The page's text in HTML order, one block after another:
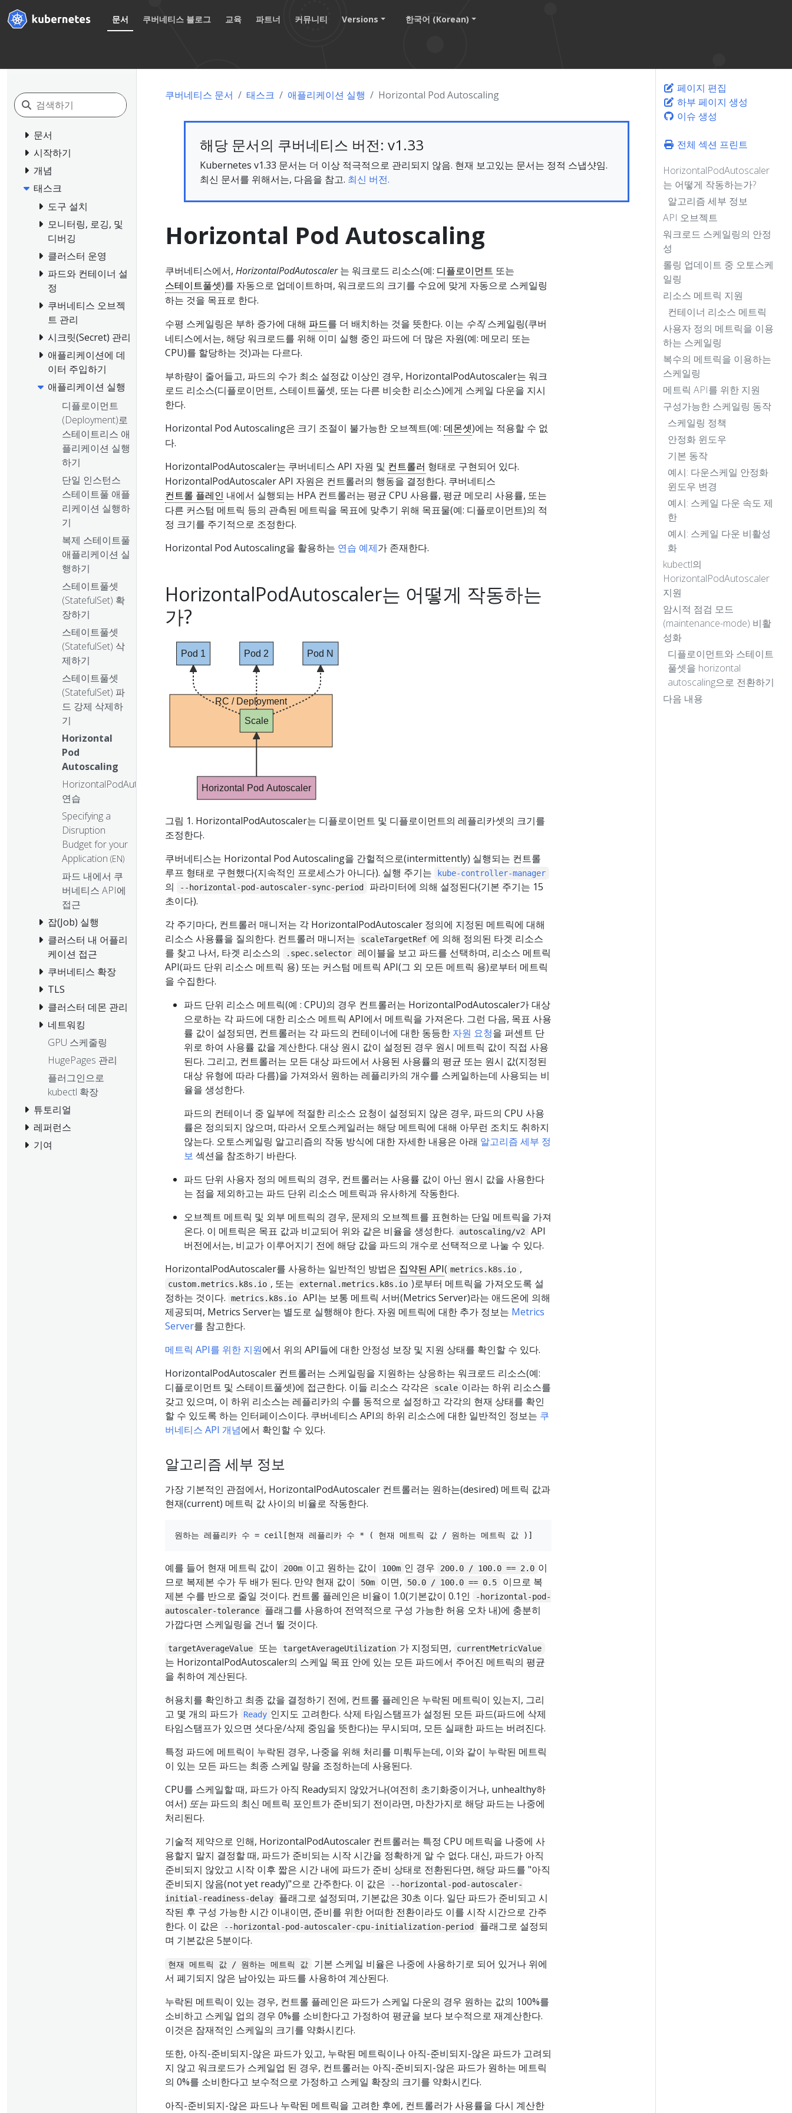
문서 쿠버네티스 블로그 교육 파트너 커뮤니티 Versions 한국어 (Korean)
문서
시작하기
개념
태스크
도구 설치
모니터링, 로깅, 및
디버깅
클러스터 운영
파드와 컨테이너 설
정
쿠버네티스 오브젝
트 관리
시크릿(Secret) 관리
애플리케이션에 데
이터 주입하기
애플리케이션 실행
디플로이먼트
(Deployment)로
스테이트리스 애
플리케이션 실행
하기
단일 인스턴스
스테이트풀 애플
리케이션 실행하
기
복제 스테이트풀
애플리케이션 실
행하기
스테이트풀셋
(StatefulSet) 확
장하기
스테이트풀셋
(StatefulSet) 삭
제하기
스테이트풀셋
(StatefulSet) 파
드 강제 삭제하
기
Horizontal
Pod
Autoscaling
HorizontalPodAutoscaler
연습
Specifying a
Disruption
Budget for your
Application (EN)
파드 내에서 쿠
버네티스 API에
접근
잡(Job) 실행
클러스터 내 어플리
케이션 접근
쿠버네티스 확장
TLS
클러스터 데몬 관리
네트워킹
GPU 스케줄링
HugePages 관리
플러그인으로
kubectl 확장
튜토리얼
레퍼런스
기여
쿠버네티스 문서 태스크 애플리케이션 실행 Horizontal Pod Autoscaling
해당 문서의 쿠버네티스 버전: v1.33
Kubernetes v1.33 문서는 더 이상 적극적으로 관리되지 않음. 현재 보고있는 문서는 정적 스냅샷임.
최신 문서를 위해서는, 다음을 참고. 최신 버전.
Horizontal Pod Autoscaling
쿠버네티스에서, HorizontalPodAutoscaler는 워크로드 리소스(예: 디플로이먼트 또는
스테이트풀셋)를 자동으로 업데이트하며, 워크로드의 크기를 수요에 맞게 자동으로 스케일링
하는 것을 목표로 한다.
수평 스케일링은 부하 증가에 대해 파드를 더 배치하는 것을 뜻한다. 이는 수직스케일링(쿠버
네티스에서는, 해당 워크로드를 위해 이미 실행 중인 파드에 더 많은 자원(예: 메모리 또는
CPU)를 할당하는 것)과는 다르다.
부하량이 줄어들고, 파드의 수가 최소 설정값 이상인 경우, HorizontalPodAutoscaler는 워크
로드 리소스(디플로이먼트, 스테이트풀셋, 또는 다른 비슷한 리소스)에게 스케일 다운을 지시
한다.
Horizontal Pod Autoscaling은 크기 조절이 불가능한 오브젝트(예: 데몬셋)에는 적용할 수 없
다.
HorizontalPodAutoscaler는 쿠버네티스 API 자원 및 컨트롤러 형태로 구현되어 있다.
HorizontalPodAutoscaler API 자원은 컨트롤러의 행동을 결정한다. 쿠버네티스
컨트롤 플레인 내에서 실행되는 HPA 컨트롤러는 평균 CPU 사용률, 평균 메모리 사용률, 또는
다른 커스텀 메트릭 등의 관측된 메트릭을 목표에 맞추기 위해 목표물(예: 디플로이먼트)의 적
정 크기를 주기적으로 조정한다.
Horizontal Pod Autoscaling을 활용하는 연습 예제가 존재한다.
HorizontalPodAutoscaler는 어떻게 작동하는
가?
RC / Deployment
Scale
Horizontal Pod Autoscaler
Pod 1 Pod 2 Pod N
그림 1. HorizontalPodAutoscaler는 디플로이먼트 및 디플로이먼트의 레플리카셋의 크기를
조정한다.
쿠버네티스는 Horizontal Pod Autoscaling을 간헐적으로(intermittently) 실행되는 컨트롤
루프 형태로 구현했다(지속적인 프로세스가 아니다). 실행 주기는
kube-controller-manager
의 --horizontal-pod-autoscaler-sync-period
파라미터에 의해 설정된다(기본 주기는 15
초이다).
각 주기마다, 컨트롤러 매니저는 각 HorizontalPodAutoscaler 정의에 지정된 메트릭에 대해
리소스 사용률을 질의한다. 컨트롤러 매니저는
scaleTargetRef 에 의해 정의된 타겟 리소스
를 찾고 나서, 타겟 리소스의
.spec.selector
레이블을 보고 파드를 선택하며, 리소스 메트릭
API(파드 단위 리소스 메트릭 용) 또는 커스텀 메트릭 API(그 외 모든 메트릭 용)로부터 메트릭
을 수집한다.
파드 단위 리소스 메트릭(예 : CPU)의 경우 컨트롤러는 HorizontalPodAutoscaler가 대상
으로하는 각 파드에 대한 리소스 메트릭 API에서 메트릭을 가져온다. 그런 다음, 목표 사용
률 값이 설정되면, 컨트롤러는 각 파드의 컨테이너에 대한 동등한 자원 요청을 퍼센트 단
위로 하여 사용률 값을 계산한다. 대상 원시 값이 설정된 경우 원시 메트릭 값이 직접 사용
된다. 그리고, 컨트롤러는 모든 대상 파드에서 사용된 사용률의 평균 또는 원시 값(지정된
대상 유형에 따라 다름)을 가져와서 원하는 레플리카의 개수를 스케일하는데 사용되는 비
율을 생성한다.
파드의 컨테이너 중 일부에 적절한 리소스 요청이 설정되지 않은 경우, 파드의 CPU 사용
률은 정의되지 않으며, 따라서 오토스케일러는 해당 메트릭에 대해 아무런 조치도 취하지
않는다. 오토스케일링 알고리즘의 작동 방식에 대한 자세한 내용은 아래 알고리즘 세부 정
보 섹션을 참조하기 바란다.
파드 단위 사용자 정의 메트릭의 경우, 컨트롤러는 사용률 값이 아닌 원시 값을 사용한다
는 점을 제외하고는 파드 단위 리소스 메트릭과 유사하게 작동한다.
오브젝트 메트릭 및 외부 메트릭의 경우, 문제의 오브젝트를 표현하는 단일 메트릭을 가져
온다. 이 메트릭은 목표 값과 비교되어 위와 같은 비율을 생성한다.
autoscaling/v2
API
버전에서는, 비교가 이루어지기 전에 해당 값을 파드의 개수로 선택적으로 나눌 수 있다.
HorizontalPodAutoscaler를 사용하는 일반적인 방법은 집약된 API( metrics.k8s.io ,
custom.metrics.k8s.io , 또는 external.metrics.k8s.io )로부터 메트릭을 가져오도록 설
정하는 것이다.
metrics.k8s.io
API는 보통 메트릭 서버(Metrics Server)라는 애드온에 의해
제공되며, Metrics Server는 별도로 실행해야 한다. 자원 메트릭에 대한 추가 정보는 Metrics
Server를 참고한다.
메트릭 API를 위한 지원에서 위의 API들에 대한 안정성 보장 및 지원 상태를 확인할 수 있다.
HorizontalPodAutoscaler 컨트롤러는 스케일링을 지원하는 상응하는 워크로드 리소스(예:
디플로이먼트 및 스테이트풀셋)에 접근한다. 이들 리소스 각각은
scale 이라는 하위 리소스를
갖고 있으며, 이 하위 리소스는 레플리카의 수를 동적으로 설정하고 각각의 현재 상태를 확인
할 수 있도록 하는 인터페이스이다. 쿠버네티스 API의 하위 리소스에 대한 일반적인 정보는 쿠
버네티스 API 개념에서 확인할 수 있다.
알고리즘 세부 정보
가장 기본적인 관점에서, HorizontalPodAutoscaler 컨트롤러는 원하는(desired) 메트릭 값과
현재(current) 메트릭 값 사이의 비율로 작동한다.
예를 들어 현재 메트릭 값이 200m 이고 원하는 값이 100m 인 경우 200.0 / 100.0 == 2.0 이
므로 복제본 수가 두 배가 된다. 만약 현재 값이
50m 이면, 50.0 / 100.0 == 0.5
이므로 복
제본 수를 반으로 줄일 것이다. 컨트롤 플레인은 비율이 1.0(기본값이 0.1인
-horizontal-pod-
autoscaler-tolerance
플래그를 사용하여 전역적으로 구성 가능한 허용 오차 내)에 충분히
가깝다면 스케일링을 건너 뛸 것이다.
targetAverageValue 또는 targetAverageUtilization 가 지정되면, currentMetricValue
는 HorizontalPodAutoscaler의 스케일 목표 안에 있는 모든 파드에서 주어진 메트릭의 평균
을 취하여 계산된다.
허용치를 확인하고 최종 값을 결정하기 전에, 컨트롤 플레인은 누락된 메트릭이 있는지, 그리
고 몇 개의 파드가
Ready 인지도 고려한다. 삭제 타임스탬프가 설정된 모든 파드(파드에 삭제
타임스탬프가 있으면 셧다운/삭제 중임을 뜻한다)는 무시되며, 모든 실패한 파드는 버려진다.
특정 파드에 메트릭이 누락된 경우, 나중을 위해 처리를 미뤄두는데, 이와 같이 누락된 메트릭
이 있는 모든 파드는 최종 스케일 량을 조정하는데 사용된다.
CPU를 스케일할 때, 파드가 아직 Ready되지 않았거나(여전히 초기화중이거나, unhealthy하
여서) 또는 파드의 최신 메트릭 포인트가 준비되기 전이라면, 마찬가지로 해당 파드는 나중에
처리된다.
기술적 제약으로 인해, HorizontalPodAutoscaler 컨트롤러는 특정 CPU 메트릭을 나중에 사
용할지 말지 결정할 때, 파드가 준비되는 시작 시간을 정확하게 알 수 없다. 대신, 파드가 아직
준비되지 않았고 시작 이후 짧은 시간 내에 파드가 준비 상태로 전환된다면, 해당 파드를 "아직
준비되지 않음(not yet ready)"으로 간주한다. 이 값은
--horizontal-pod-autoscaler-
initial-readiness-delay
플래그로 설정되며, 기본값은 30초 이다. 일단 파드가 준비되고 시
작된 후 구성 가능한 시간 이내이면, 준비를 위한 어떠한 전환이라도 이를 시작 시간으로 간주
한다. 이 값은
--horizontal-pod-autoscaler-cpu-initialization-period
플래그로 설정되
며 기본값은 5분이다.
현재 메트릭 값 / 원하는 메트릭 값
기본 스케일 비율은 나중에 사용하기로 되어 있거나 위에
서 폐기되지 않은 남아있는 파드를 사용하여 계산된다.
누락된 메트릭이 있는 경우, 컨트롤 플레인은 파드가 스케일 다운의 경우 원하는 값의 100%를
소비하고 스케일 업의 경우 0%를 소비한다고 가정하여 평균을 보다 보수적으로 재계산한다.
이것은 잠재적인 스케일의 크기를 약화시킨다.
또한, 아직-준비되지-않은 파드가 있고, 누락된 메트릭이나 아직-준비되지-않은 파드가 고려되
지 않고 워크로드가 스케일업 된 경우, 컨트롤러는 아직-준비되지-않은 파드가 원하는 메트릭
의 0%를 소비한다고 보수적으로 가정하고 스케일 확장의 크기를 약화시킨다.
아직-준비되지-않은 파드나 누락된 메트릭을 고려한 후에, 컨트롤러가 사용률을 다시 계산한
페이지 편집
하부 페이지 생성
이슈 생성
전체 섹션 프린트
HorizontalPodAutoscaler
는 어떻게 작동하는가?
알고리즘 세부 정보
API 오브젝트
워크로드 스케일링의 안정
성
롤링 업데이트 중 오토스케
일링
리소스 메트릭 지원
컨테이너 리소스 메트릭
사용자 정의 메트릭을 이용
하는 스케일링
복수의 메트릭을 이용하는
스케일링
메트릭 API를 위한 지원
구성가능한 스케일링 동작
스케일링 정책
안정화 윈도우
기본 동작
예시: 다운스케일 안정화
윈도우 변경
예시: 스케일 다운 속도 제
한
예시: 스케일 다운 비활성
화
kubectl의
HorizontalPodAutoscaler
지원
암시적 점검 모드
(maintenance-mode) 비활
성화
디플로이먼트와 스테이트
풀셋을 horizontal
autoscaling으로 전환하기
다음 내용